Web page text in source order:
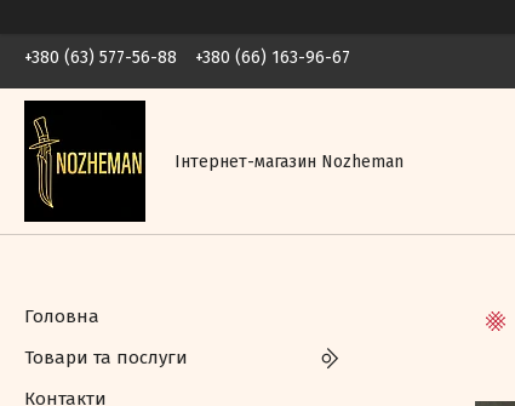
+380 (63) 577-56-88 +380 (66) 163-96-67
Інтернет-магазин Nozheman
Головна
Товари та послуги
Контакти